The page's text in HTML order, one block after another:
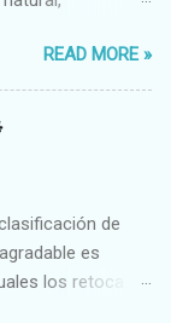
READ MORE »
de
es
los retoca.